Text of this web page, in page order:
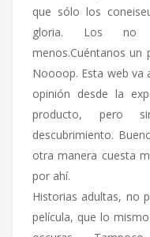
que sólo los
gloria. Los no
menos.Cuéntanos
Noooop. Esta web va
opinión desde la
producto, pero
descubrimiento.
otra manera cuesta
por ahí.
Historias adultas, no
película, que lo